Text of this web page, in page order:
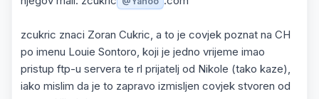
zcukric znaci Zoran Cukric, a to je covjek poznat na CH
po imenu Louie Sontoro, koji je jedno vrijeme imao
pristup ftp-u servera te rl prijatelj od Nikole (tako kaze),
iako mislim da je to zapravo izmisljen covjek stvoren od